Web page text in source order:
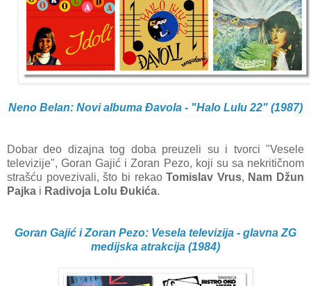
Neno Belan: Novi albuma Đavola - "Halo Lulu 22" (1987)
Dobar deo dizajna tog doba preuzeli su i tvorci "Vesele
televizije", Goran Gajić i Zoran Pezo, koji su sa nekritičnom
strašću povezivali, što bi rekaoTomislav Vrus, Nam Džun
Pajka i Radivoja Lolu Đukića.
Goran Gajić i Zoran Pezo: Vesela televizija - glavna ZG
medijska atrakcija (1984)